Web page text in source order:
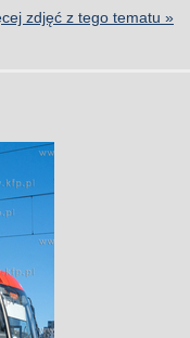
zdjęć z tego tematu »